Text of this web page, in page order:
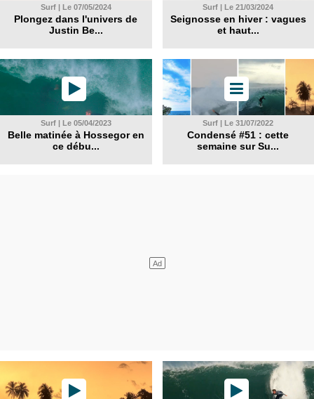
Surf | Le 07/05/2024
Plongez dans l'univers de
Justin Be...
Surf | Le 21/03/2024
Seignosse en hiver : vagues
et haut...
Surf | Le 05/04/2023
Belle matinée à Hossegor en
ce débu...
Surf | Le 31/07/2022
Condensé #51 : cette
semaine sur Su...